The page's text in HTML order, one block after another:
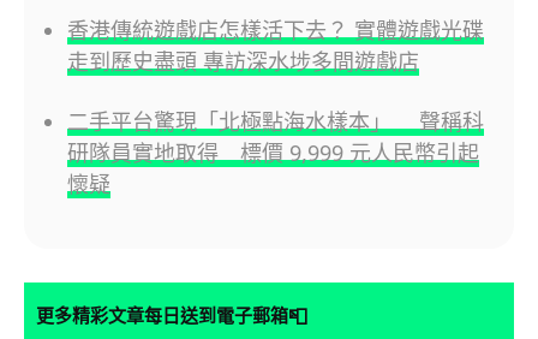
香港傳統遊戲店怎樣活下去？ 實體遊戲光碟
走到歷史盡頭 專訪深水埗多間遊戲店
二手平台驚現「北極點海水樣本」 聲稱科
研隊員實地取得 標價 9,999 元人民幣引起
懷疑
更多精彩文章每日送到電子郵箱📮